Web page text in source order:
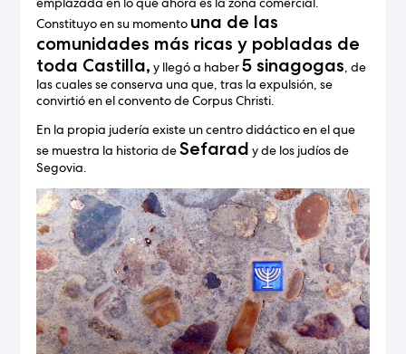
Constituyo en su momento una de las
comunidades más ricas y pobladas de
toda Castilla, y llegó a haber5 sinagogas, de
las cuales se conserva una que, tras la expulsión, se
convirtió en el convento de Corpus Christi.
En la propia judería existe un centro didáctico en el que
se muestra la historia deSefarad y de los judíos de
Segovia.